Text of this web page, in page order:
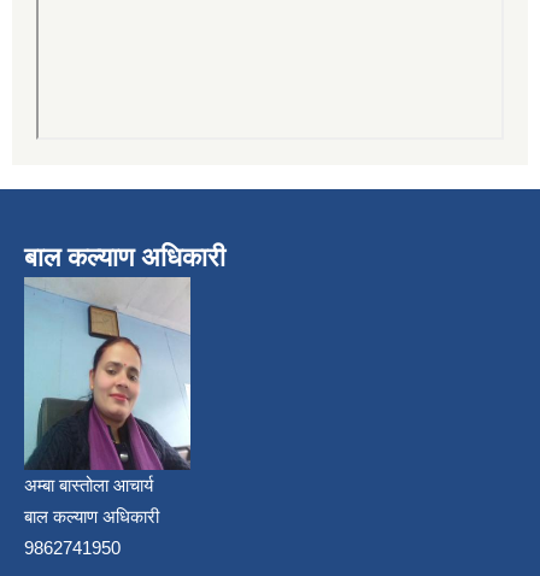
बाल कल्याण अधिकारी
अम्बा बास्तोला आचार्य
बाल कल्याण अधिकारी
9862741950